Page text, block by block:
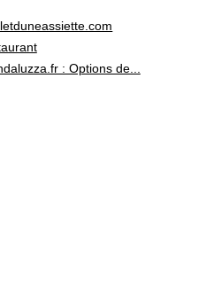
: Options de...